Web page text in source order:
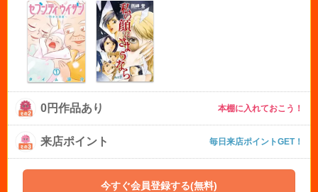
0円作品あり 本棚に入れておこう！
来店ポイント 毎日来店ポイントGET！
今すぐ会員登録する(無料)